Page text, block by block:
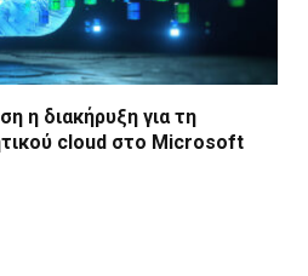
η διακήρυξη για τη
cloud στο Microsoft